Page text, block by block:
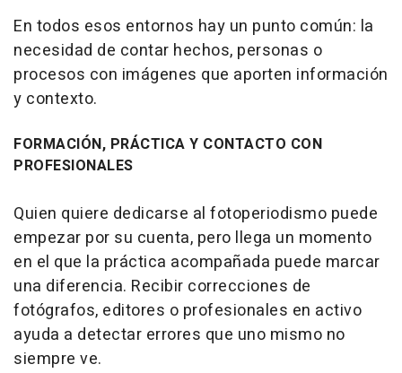
En todos esos entornos hay un punto común: la
necesidad de contar hechos, personas o
procesos con imágenes que aporten información
y contexto.
FORMACIÓN, PRÁCTICA Y CONTACTO CON
PROFESIONALES
Quien quiere dedicarse al fotoperiodismo puede
empezar por su cuenta, pero llega un momento
en el que la práctica acompañada puede marcar
una diferencia. Recibir correcciones de
fotógrafos, editores o profesionales en activo
ayuda a detectar errores que uno mismo no
siempre ve.